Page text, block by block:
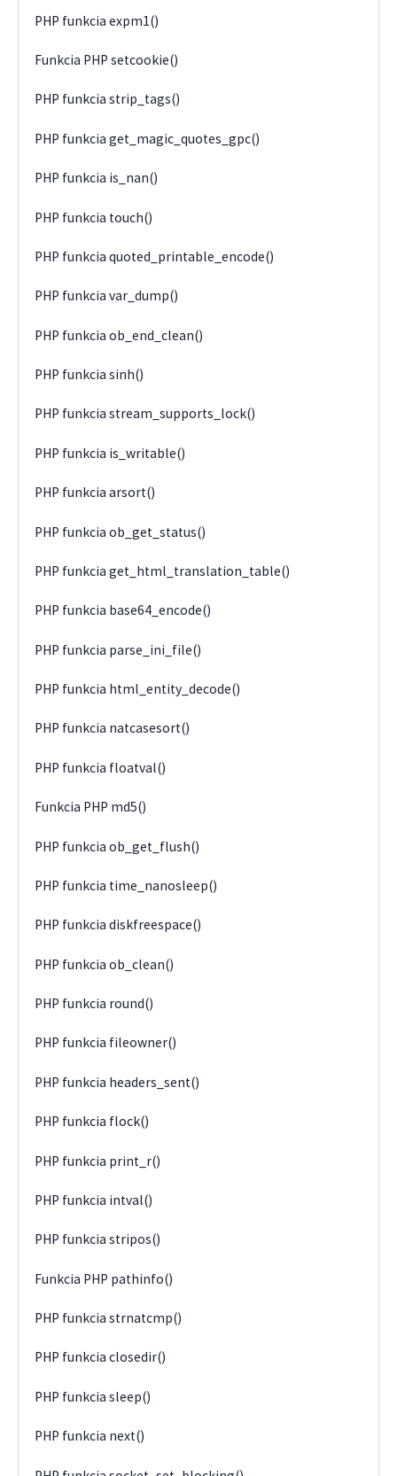
PHP funkcia expm1()
Funkcia PHP setcookie()
PHP funkcia strip_tags()
PHP funkcia get_magic_quotes_gpc()
PHP funkcia is_nan()
PHP funkcia touch()
PHP funkcia quoted_printable_encode()
PHP funkcia var_dump()
PHP funkcia ob_end_clean()
PHP funkcia sinh()
PHP funkcia stream_supports_lock()
PHP funkcia is_writable()
PHP funkcia arsort()
PHP funkcia ob_get_status()
PHP funkcia get_html_translation_table()
PHP funkcia base64_encode()
PHP funkcia parse_ini_file()
PHP funkcia html_entity_decode()
PHP funkcia natcasesort()
PHP funkcia floatval()
Funkcia PHP md5()
PHP funkcia ob_get_flush()
PHP funkcia time_nanosleep()
PHP funkcia diskfreespace()
PHP funkcia ob_clean()
PHP funkcia round()
PHP funkcia fileowner()
PHP funkcia headers_sent()
PHP funkcia flock()
PHP funkcia print_r()
PHP funkcia intval()
PHP funkcia stripos()
Funkcia PHP pathinfo()
PHP funkcia strnatcmp()
PHP funkcia closedir()
PHP funkcia sleep()
PHP funkcia next()